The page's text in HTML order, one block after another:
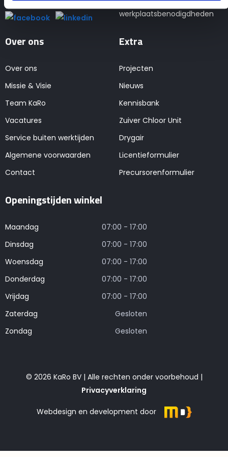
werkplaatsbenodigdheden
Over ons
Over ons
Missie & Visie
Team KaRo
Vacatures
Service buiten werktijden
Algemene voorwaarden
Contact
Extra
Projecten
Nieuws
Kennisbank
Zuiver Chloor Unit
Drygair
Licentieformulier
Precursorenformulier
Openingstijden winkel
Maandag
07:00 - 17:00
Dinsdag
07:00 - 17:00
Woensdag
07:00 - 17:00
Donderdag
07:00 - 17:00
Vrijdag
07:00 - 17:00
Zaterdag
Gesloten
Zondag
Gesloten
© 2026 KaRo BV | Alle rechten onder voorbehoud |
Privacyverklaring
Webdesign en development door